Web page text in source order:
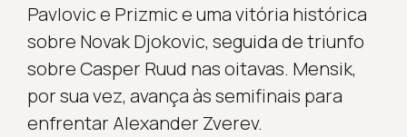
Pavlovic e Prizmic e uma vitória histórica
sobre Novak Djokovic, seguida de triunfo
sobre Casper Ruud nas oitavas. Mensik,
por sua vez, avança às semifinais para
enfrentar Alexander Zverev.